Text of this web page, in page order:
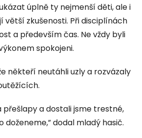
úplně ty nejmenší děti, ale i
větší zkušenosti. Při disciplínách
a především čas. Ne vždy byli
spokojeni.
někteří neutáhli uzly a rozvázaly
přešlapy a dostali jsme trestné,
doženeme,” dodal mladý hasič.